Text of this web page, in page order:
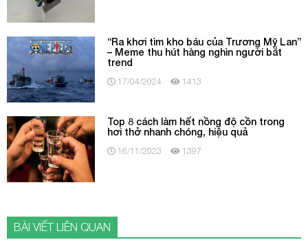
“Ra khơi tìm kho báu của Trương Mỹ Lan”
– Meme thu hút hàng nghìn người bắt
trend
17/04/2024 1413
Top 8 cách làm hết nồng độ cồn trong
hơi thở nhanh chóng, hiệu quả
16/11/2023 1397
BÀI VIẾT LIÊN QUAN